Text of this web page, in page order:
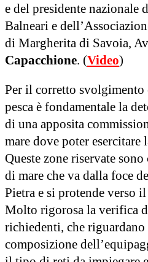
e del presidente nazionale
Balneari e
di Margherita di Savoia,
Capacchione. (Video)
Per il corretto
pesca è fondamentale la
di una apposita
mare dove poter esercitare
Queste zone riservate
di mare che va dalla foce
Pietra e si protende verso
Molto rigorosa la verifica
richiedenti, che riguardano
composizione